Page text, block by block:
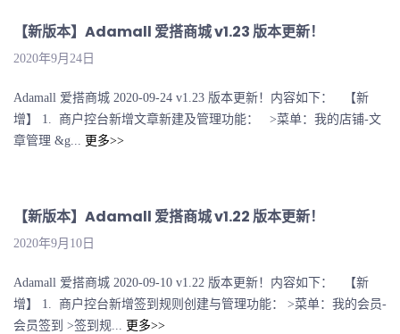
【新版本】Adamall 爱搭商城 v1.23 版本更新！
2020年9月24日
Adamall 爱搭商城 2020-09-24 v1.23 版本更新！内容如下： 【新
增】 1. 商户控台新增文章新建及管理功能： >菜单：我的店铺-文
章管理 &g... 更多>>
【新版本】Adamall 爱搭商城 v1.22 版本更新！
2020年9月10日
Adamall 爱搭商城 2020-09-10 v1.22 版本更新！内容如下： 【新
增】 1. 商户控台新增签到规则创建与管理功能： >菜单：我的会员-
会员签到 >签到规... 更多>>